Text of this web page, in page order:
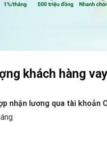
khách hàng
nhận lương qua tài khoản